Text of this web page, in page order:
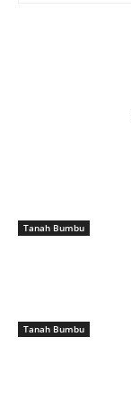
Tanah Bumbu
Tanah Bumbu